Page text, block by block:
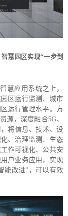
慧园区实现“一步到
慧应用系统之上，
区运行监测、城市
运行管理水平。方
源，深度融合5G、
将信息、技术、设
、治理监测、生态
作可视化、公共安
户业务应用，实现
能改进”，可以有效